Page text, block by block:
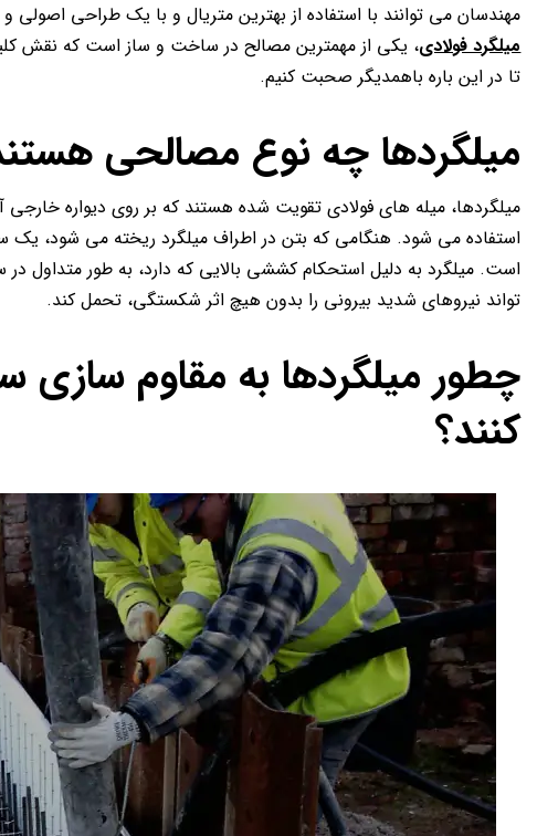
مهندسان می توانند با استفاده از بهترین متریال و با یک طراحی اصولی و
میلگرد فولادی، یکی از مهمترین مصالح در ساخت و ساز است که نقش کلیدی
تا در این باره باهمدیگر صحبت کنیم.
میلگردها چه نوع مصالحی
میلگردها، میله های فولادی تقویت شده هستند که بر روی دیواره
استفاده می شود. هنگامی که بتن در اطراف میلگرد ریخته می شود، یک
است. میلگرد به دلیل استحکام کششی بالایی که دارد، به طور متداول
تواند نیروهای شدید بیرونی را بدون هیچ اثر شکستگی، تحمل کند.
چطور میلگردها به مقاوم سازی
کنند؟